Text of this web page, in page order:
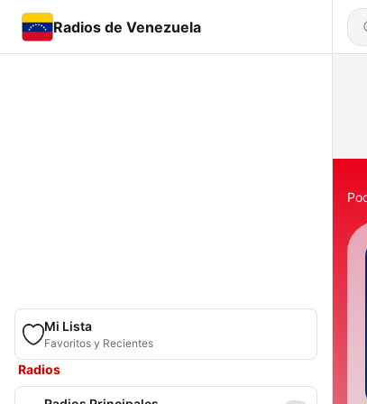
Radios de Venezuela
Mi Lista
Favoritos y Recientes
Radios